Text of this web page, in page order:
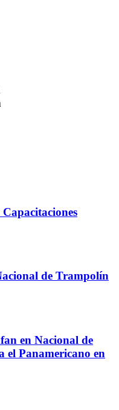
de Trampolín
en Nacional de
el Panamericano en